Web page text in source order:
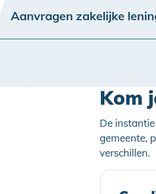
Aanvragen zakelijke
Kom
De
gemeente,
verschillen.